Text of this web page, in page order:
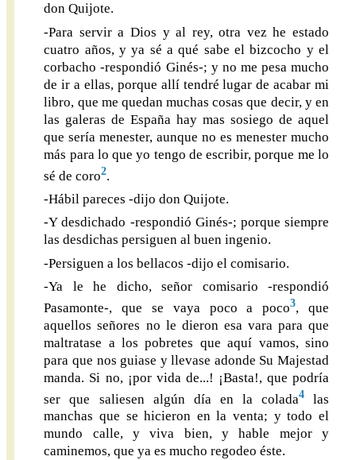
don Quijote.
-Para servir a Dios y al rey, otra vez he estado
cuatro años, y ya sé a qué sabe el bizcocho y el
corbacho -respondió Ginés-; y no me pesa mucho
de ir a ellas, porque allí tendré lugar de acabar mi
libro, que me quedan muchas cosas que decir, y en
las galeras de España hay mas sosiego de aquel
que sería menester, aunque no es menester mucho
más para lo que yo tengo de escribir, porque me lo
sé de coro2.
-Hábil pareces -dijo don Quijote.
-Y desdichado -respondió Ginés-; porque siempre
las desdichas persiguen al buen ingenio.
-Persiguen a los bellacos -dijo el comisario.
-Ya le he dicho, señor comisario -respondió
Pasamonte-, que se vaya poco a poco3, que
aquellos señores no le dieron esa vara para que
maltratase a los pobretes que aquí vamos, sino
para que nos guiase y llevase adonde Su Majestad
manda. Si no, ¡por vida de...! ¡Basta!, que podría
ser que saliesen algún día en la colada4las
manchas que se hicieron en la venta; y todo el
mundo calle, y viva bien, y hable mejor y
caminemos, que ya es mucho regodeo éste.